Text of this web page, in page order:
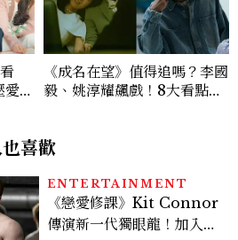
因
《成名在望》值得追嗎？李國
毅、姚淳耀飆戲！8大看點與
喜歡
ENTERTAINMENT
《戀愛修課》Kit Connor
傳演新一代獨眼龍！加入新